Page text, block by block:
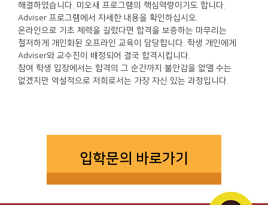
해결하였습니다. 미오새 프로그램의 핵심역량이기도 합니다.
Adviser 프로그램에서 자세한 내용을 확인하십시오.
온라인으로 기초 체력을 길렀다면 합격을 보증하는 마무리는
철저하게 개인화된 오프라인 교육이 담당합니다. 학생 개인에게
Adviser와 교수진이 배정되어 결국 합격시킵니다.
참여 학생 입장에서는 합격의 그 순간까지 불안감을 없앨 수는
없겠지만 역설적으로 저희로서는 가장 자신 있는 과정입니다.
입학문의 바로가기